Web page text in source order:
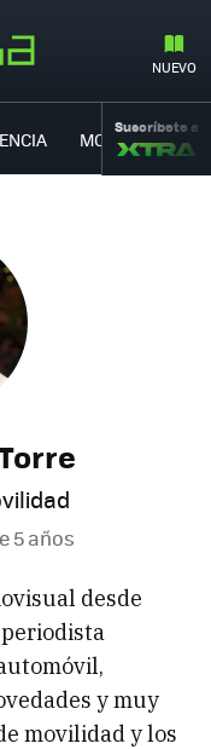
NUEVO
MOVILIDAD
Suscríbete a
5 años
desde
periodista
y muy
movilidad y los